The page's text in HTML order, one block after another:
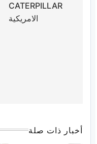
CATERPILLAR
الامريكية
أخبار ذات صلة